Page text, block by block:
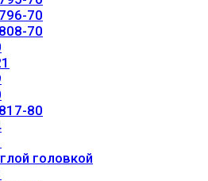
70
70
80
головкой